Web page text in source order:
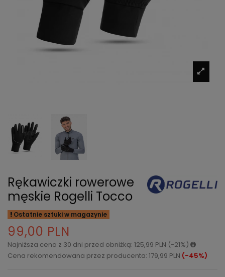
Rękawiczki rowerowe
męskie Rogelli Tocco
Ostatnie sztuki w magazynie
99,00 PLN
Najniższa cena z 30 dni przed obniżką: 125,99 PLN (-21%)
Cena rekomendowana przez producenta: 179,99 PLN (-45%)